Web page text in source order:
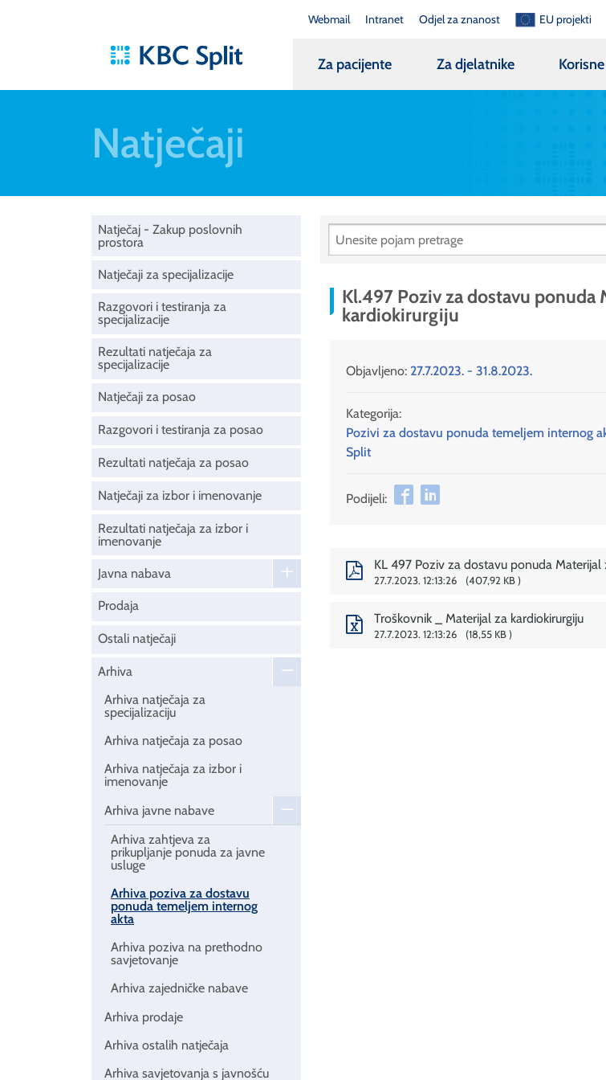
Webmail Intranet Odjel za znanost EU projekti
Za pacijente Za djelatnike
Natječaji
Natječaj - Zakup poslovnih
prostora
Natječaji za specijalizacije
Razgovori i testiranja za
specijalizacije
Rezultati natječaja za
specijalizacije
Natječaji za posao
Razgovori i testiranja za posao
Rezultati natječaja za posao
Natječaji za izbor i imenovanje
Rezultati natječaja za izbor i
imenovanje
Javna nabava
Prodaja
Ostali natječaji
Arhiva
Arhiva natječaja za
specijalizaciju
Arhiva natječaja za posao
Arhiva natječaja za izbor i
imenovanje
Arhiva javne nabave
Arhiva zahtjeva za
prikupljanje ponuda za javne
usluge
Arhiva poziva za dostavu
ponuda temeljem internog
akta
Arhiva poziva na prethodno
savjetovanje
Arhiva zajedničke nabave
Arhiva prodaje
Arhiva ostalih natječaja
Arhiva savjetovanja s javnošću
Kl.497 Poziv za dostavu ponuda
kardiokirurgiju
Objavljeno: 27.7.2023. - 31.8.2023.
Kategorija:
Pozivi za dostavu ponuda temeljem internog
Split
Podijeli:
KL 497 Poziv za dostavu ponuda Materijal
27.7.2023. 12:13:26 407,92 KB
Troškovnik _ Materijal za kardiokirurgiju
27.7.2023. 12:13:26 18,55 KB